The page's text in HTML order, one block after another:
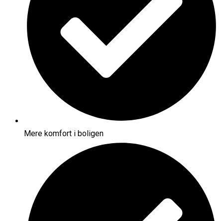
Mere komfort i boligen